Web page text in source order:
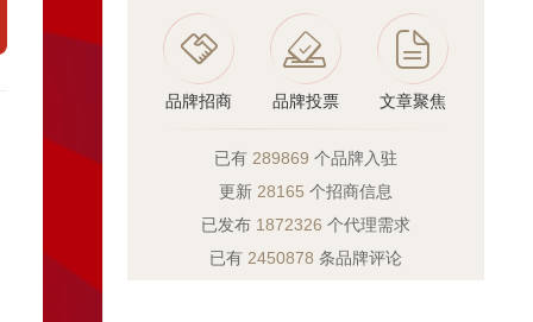
品牌招商 品牌投票 文章聚焦
已有 289869 个品牌入驻
更新 28165 个招商信息
已发布 1872326 个代理需求
已有 2450878 条品牌评论